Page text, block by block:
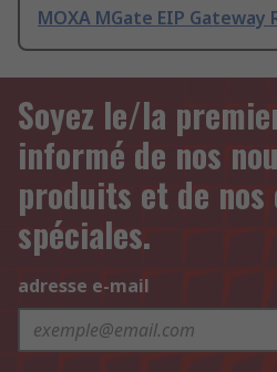
MOXA MGate EIP Gateway
Soyez le/la
informé de nos
produits et de nos
spéciales.
adresse e-mail